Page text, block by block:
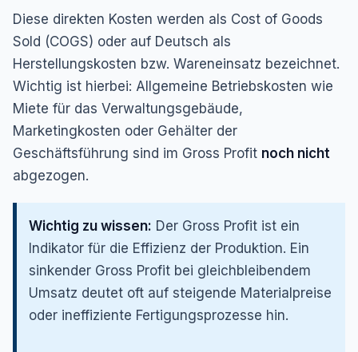
Diese direkten Kosten werden als Cost of Goods
Sold (COGS) oder auf Deutsch als
Herstellungskosten bzw. Wareneinsatz bezeichnet.
Wichtig ist hierbei: Allgemeine Betriebskosten wie
Miete für das Verwaltungsgebäude,
Marketingkosten oder Gehälter der
Geschäftsführung sind im Gross Profit noch nicht
abgezogen.
Wichtig zu wissen: Der Gross Profit ist ein
Indikator für die Effizienz der Produktion. Ein
sinkender Gross Profit bei gleichbleibendem
Umsatz deutet oft auf steigende Materialpreise
oder ineffiziente Fertigungsprozesse hin.